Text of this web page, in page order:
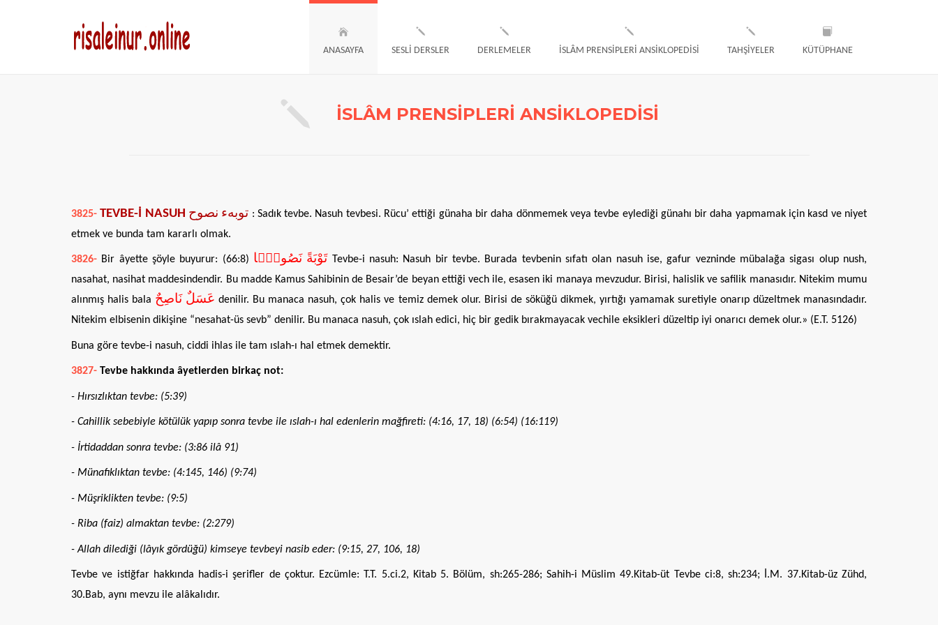
ANASAYFA SESLİ DERSLER DERLEMELER İSLÂM PRENSİPLERİ ANSİKLOPEDİSİ TAHŞİYELER KÜTÜPHANE
İSLÂM PRENSİPLERİ ANSİKLOPEDİSİ
3825-TEVBE-İ NASUH
: Sadık tevbe. Nasuh tevbesi. Rücu’ ettiği günaha bir daha dönmemek veya tevbe eylediği günahı bir daha yapmamak için kasd ve niyet
etmek ve bunda tam kararlı olmak.
3826- Bir âyette şöyle buyurur: (66:8) تَوْبَةً نَصُوحًۜا Tevbe-i nasuh: Nasuh bir tevbe. Burada tevbenin sıfatı olan nasuh ise, gafur vezninde mübalağa sigası olup nush,
nasahat, nasihat maddesindendir. Bu madde Kamus Sahibinin de Besair’de beyan ettiği vech ile, esasen iki manaya mevzudur. Birisi, halislik ve safilik manasıdır. Nitekim mumu
alınmış halis bala
عَسَلٌ نَاصِحٌdenilir. Bu manaca nasuh, çok halis ve temiz demek olur. Birisi de söküğü dikmek, yırtığı yamamak suretiyle onarıp düzeltmek manasındadır.
Nitekim elbisenin dikişine “nesahat-üs sevb” denilir. Bu manaca nasuh, çok ıslah edici, hiç bir gedik bırakmayacak vechile eksikleri düzeltip iyi onarıcı demek olur.» (E.T. 5126)
Buna göre tevbe-i nasuh, ciddi ihlas ile tam ıslah-ı hal etmek demektir.
3827- Tevbe hakkında âyetlerden birkaç not:
- Hırsızlıktan tevbe: (5:39)
- Cahillik sebebiyle kötülük yapıp sonra tevbe ile ıslah-ı hal edenlerin mağfireti: (4:16, 17, 18) (6:54) (16:119)
- İrtidaddan sonra tevbe: (3:86 ilâ 91)
- Münafıklıktan tevbe: (4:145, 146) (9:74)
- Müşriklikten tevbe: (9:5)
- Riba (faiz) almaktan tevbe: (2:279)
- Allah dilediği (lâyık gördüğü) kimseye tevbeyi nasib eder: (9:15, 27, 106, 18)
Tevbe ve istiğfar hakkında hadis-i şerifler de çoktur. Ezcümle: T.T. 5.ci.2, Kitab 5. Bölüm, sh:265-286; Sahih-i Müslim 49.Kitab-üt Tevbe ci:8, sh:234; İ.M. 37.Kitab-üz Zühd,
30.Bab, aynı mevzu ile alâkalıdır.